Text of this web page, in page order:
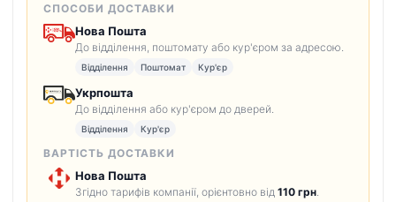
СПОСОБИ ДОСТАВКИ
Нова Пошта
До відділення, поштомату або кур'єром за адресою.
Відділення Поштомат Кур'єр
Укрпошта
До відділення або кур'єром до дверей.
Відділення Кур'єр
ВАРТІСТЬ ДОСТАВКИ
Нова Пошта
Згідно тарифів компанії, орієнтовно від 110 грн